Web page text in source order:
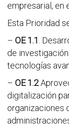
empresarial, en
Esta Prioridad
– OE 1.1 .
de
tecnologías
– OE 1.2
digitalización
organizaciones